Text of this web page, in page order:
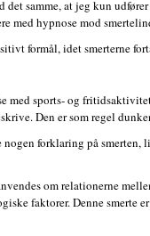
samme, at jeg kun
med hypnose mod
formål, idet smerterne
med sports- og
Den er som regel
forklaring på
om relationerne
faktorer. Denne smerte